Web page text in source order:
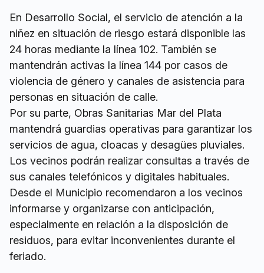
En Desarrollo Social, el servicio de atención a la
niñez en situación de riesgo estará disponible las
24 horas mediante la línea 102. También se
mantendrán activas la línea 144 por casos de
violencia de género y canales de asistencia para
personas en situación de calle.
Por su parte, Obras Sanitarias Mar del Plata
mantendrá guardias operativas para garantizar los
servicios de agua, cloacas y desagües pluviales.
Los vecinos podrán realizar consultas a través de
sus canales telefónicos y digitales habituales.
Desde el Municipio recomendaron a los vecinos
informarse y organizarse con anticipación,
especialmente en relación a la disposición de
residuos, para evitar inconvenientes durante el
feriado.